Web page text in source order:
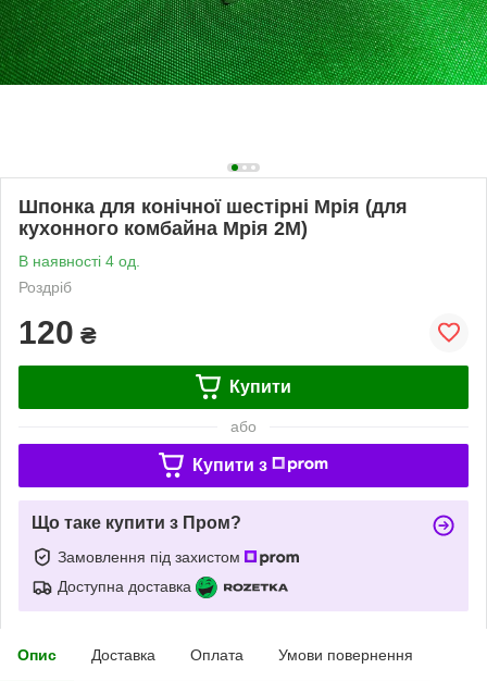
Шпонка для конічної шестірні Мрія (для
кухонного комбайна Мрія 2М)
В наявності 4 од.
Роздріб
120 ₴
Купити
або
Купити з
Що таке купити з Пром?
Замовлення під захистом
Доступна доставка
Опис Доставка Оплата Умови повернення